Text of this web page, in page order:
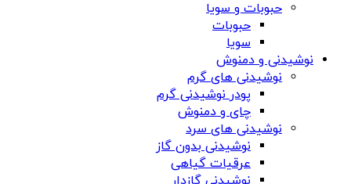
حبوبات و سویا
حبوبات
سویا
نوشیدنی و دمنوش
نوشیدنی های گرم
پودر نوشیدنی گرم
چای و دمنوش
نوشیدنی های سرد
نوشیدنی بدون گاز
عرقیات گیاهی